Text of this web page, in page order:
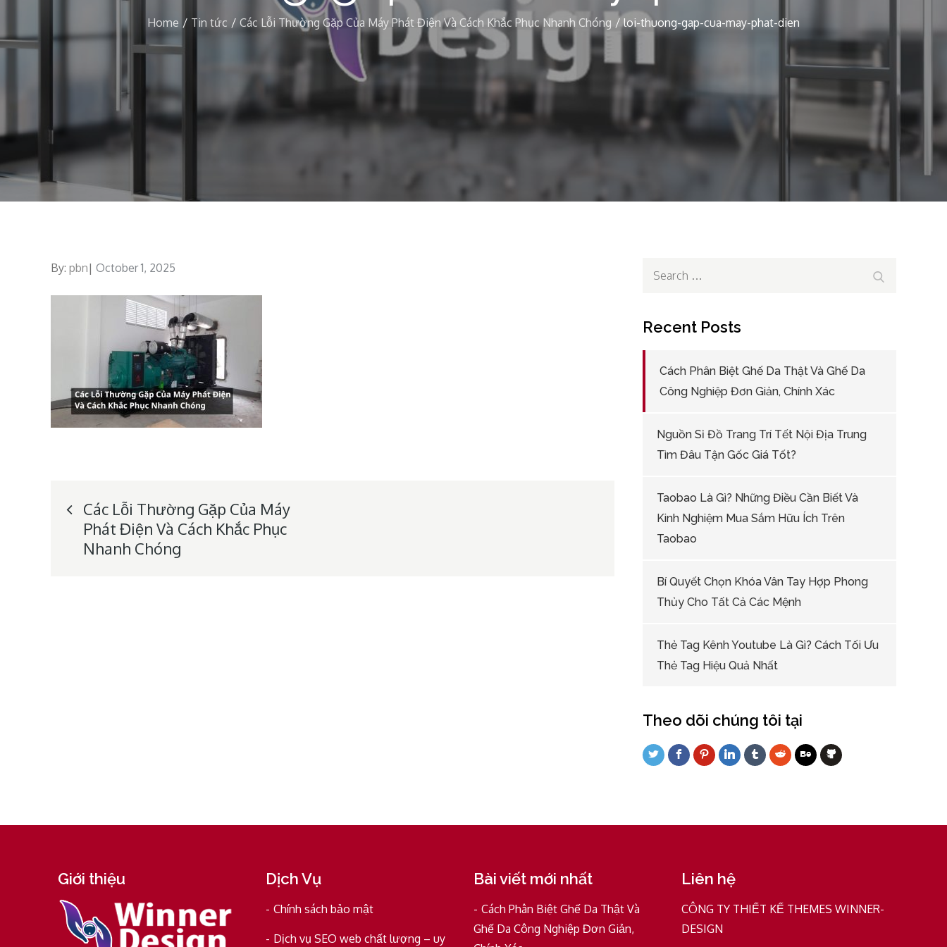
Home Tin tức Các Lỗi Thường Gặp Của Máy Phát Điện Và Cách Khắc Phục Nhanh Chóng loi-thuong-gap-cua-may-phat-dien
By: pbn Posted
October 1, 2025
Post
navigation
Các Lỗi Thường Gặp Của Máy
Phát Điện Và Cách Khắc Phục
Nhanh Chóng
Search
Recent Posts
Cách Phân Biệt Ghế Da Thật Và Ghế Da
Công Nghiệp Đơn Giản, Chính Xác
Nguồn Sỉ Đồ Trang Trí Tết Nội Địa Trung
Tìm Đâu Tận Gốc Giá Tốt?
Taobao Là Gì? Những Điều Cần Biết Và
Kinh Nghiệm Mua Sắm Hữu Ích Trên
Taobao
Bí Quyết Chọn Khóa Vân Tay Hợp Phong
Thủy Cho Tất Cả Các Mệnh
Thẻ Tag Kênh Youtube Là Gì? Cách Tối Ưu
Thẻ Tag Hiệu Quả Nhất
Theo dõi chúng tôi tại
Giới thiệu Dịch Vụ
Chính sách bảo mật
Dịch vụ SEO web chất lượng – uy
Bài viết mới nhất
Cách Phân Biệt Ghế Da Thật Và
Ghế Da Công Nghiệp Đơn Giản,
Liên hệ
CÔNG TY THIẾT KẾ THEMES WINNER-
DESIGN